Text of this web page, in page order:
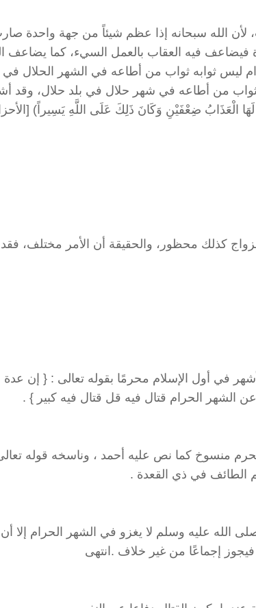
لأن الله سبحانه إذا عظم شيئاً من جهة واحدة
فيه العقاب بالعمل السيء، كما يضاعف
ليس ثوابه ثواب من أطاعه في الشهر الحلال في
من أطاعه في شهر حلال في بلد حلال، وقد
كذلك محظور، والحقيقة أن الأمر مختلف،
في أول الإسلام محرمًا بقوله تعالى ‏:‏ ‏{‏ إن عدة
الشهر الحرام قتال فيه قل قتال فيه كبير ‏}‏ ‏.‏
منسوخ كما نص عليه أحمد ‏‏، وناسخه قوله
الطائف في ذي القعدة ‏.‏
الله عليه وسلم لا يغزو في الشهر الحرام إلا
إجماعًا من غير خلاف ‏.‏انتهى